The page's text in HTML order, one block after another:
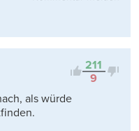
211
9
als würde